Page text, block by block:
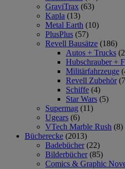
GraviTrax (63)
Kapla (13)
Metal Earth (10)
PlusPlus (57)
Revell Bausätze (186)
Autos + Trucks
Hubschrauber +
Militärfahrzeuge
Revell Zubehör
Schiffe (4)
Star Wars (5)
Supermag (11)
Ugears (6)
VTech Marble Rush (8)
Bücherecke (2013)
Badebücher (22)
Bilderbücher (85)
Comics & Graphic